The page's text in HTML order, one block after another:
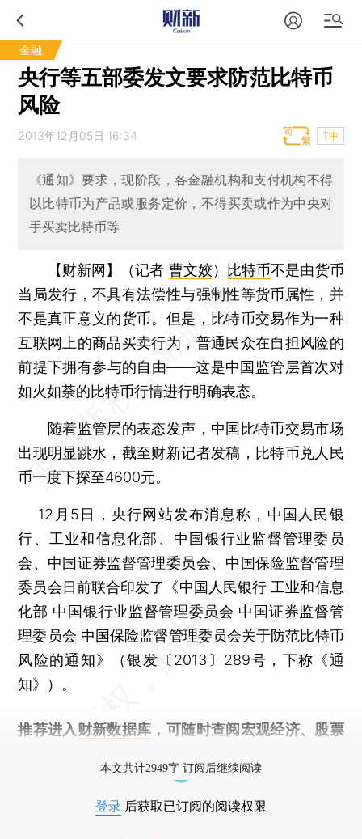
金融
央行等五部委发文要求防范比特币
风险
2013年12月05日 16:34 T中
《通知》要求，现阶段，各金融机构和支付机构不得
以比特币为产品或服务定价，不得买卖或作为中央对
手买卖比特币等
【财新网】（记者 曹文姣） 比特币不是由货币
当局发行，不具有法偿性与强制性等货币属性，并
不是真正意义的货币。但是，比特币交易作为一种
互联网上的商品买卖行为，普通民众在自担风险的
前提下拥有参与的自由——这是中国监管层首次对
如火如荼的比特币行情进行明确表态。
随着监管层的表态发声，中国比特币交易市场
出现明显跳水，截至财新记者发稿，比特币兑人民
币一度下探至4600元。
12月5日，央行网站发布消息称，中国人民银
行、工业和信息化部、中国银行业监督管理委员
会、中国证券监督管理委员会、中国保险监督管理
委员会日前联合印发了《中国人民银行 工业和信息
化部 中国银行业监督管理委员会 中国证券监督管
理委员会 中国保险监督管理委员会关于防范比特币
风险的通知》（银发〔2013〕289号，下称《通
知》）。
推荐进入 财新数据库 ，可随时查阅宏观经济、股票
本文共计2949字 订阅后继续阅读
登录 后获取已订阅的阅读权限